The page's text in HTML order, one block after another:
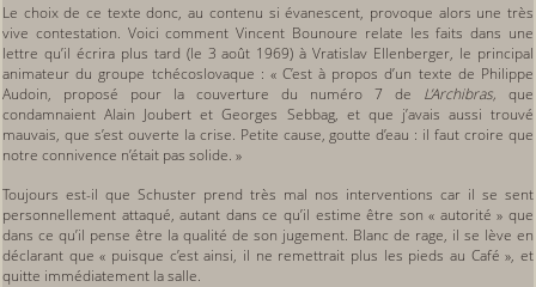
Le choix de ce texte donc, au contenu si évanescent, provoque alors une très
vive contestation. Voici comment Vincent Bounoure relate les faits dans une
lettre qu’il écrira plus tard (le 3 août 1969) à Vratislav Ellenberger, le principal
animateur du groupe tchécoslovaque : « C’est à propos d’un texte de Philippe
Audoin, proposé pour la couverture du numéro 7 de L’Archibras, que
condamnaient Alain Joubert et Georges Sebbag, et que j’avais aussi trouvé
mauvais, que s’est ouverte la crise. Petite cause, goutte d’eau : il faut croire que
notre connivence n’était pas solide. »
Toujours est-il que Schuster prend très mal nos interventions car il se sent
personnellement attaqué, autant dans ce qu’il estime être son « autorité » que
dans ce qu’il pense être la qualité de son jugement. Blanc de rage, il se lève en
déclarant que « puisque c’est ainsi, il ne remettrait plus les pieds au Café », et
quitte immédiatement la salle.